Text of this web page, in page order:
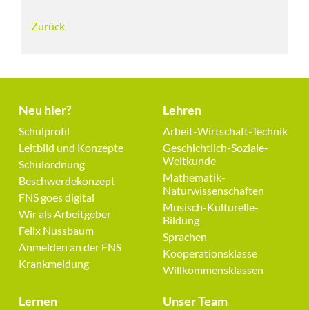
Zurück
Neu hier?
Navigation
überspringen
Schulprofil
Leitbild und Konzepte
Schulordnung
Beschwerdekonzept
FNS goes digital
Wir als Arbeitgeber
Felix Nussbaum
Anmelden an der FNS
Krankmeldung
Lehren
Navigation
überspringen
Arbeit-Wirtschaft-Technik
Geschichtlich-Soziale-
Weltkunde
Mathematik-
Naturwissenschaften
Musisch-Kulturelle-
Bildung
Sprachen
Kooperationsklasse
Willkommensklassen
Lernen Unser Team